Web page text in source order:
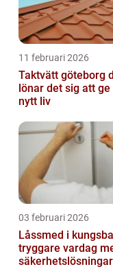
11 februari 2026
Taktvätt göteborg därför
lönar det sig att
nytt liv
03 februari 2026
Låssmed i
tryggare vardag
säkerhetslösningar